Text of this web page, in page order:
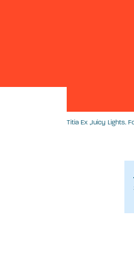
Titia Ex ,Juicy Lights.